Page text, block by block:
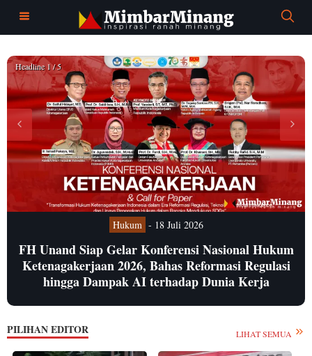
Headline 1 / 5
Hukum - 18 Juli 2026
FH Unand Siap Gelar Konferensi Nasional Hukum
Ketenagakerjaan 2026, Bahas Reformasi Regulasi
hingga Dampak AI terhadap Dunia Kerja
PILIHAN EDITOR LIHAT SEMUA